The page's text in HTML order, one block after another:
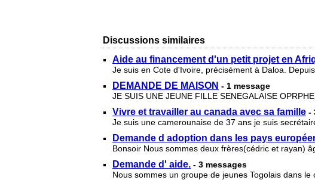
Discussions similaires
Aide au financement d'un petit projet en
Je suis en Cote d'Ivoire, précisément à Daloa.
DEMANDE DE MAISON - 1 message
JE SUIS UNE JEUNE FILLE SENEGALAISE
Vivre et travailler au canada avec sa famille -
Je suis une camerounaise de 37 ans je suis
Demande d adoption dans les pays
Bonsoir Nous sommes deux frères(cédric et rayan)
Demande d' aide. - 3 messages
Nous sommes un groupe de jeunes Togolais dans